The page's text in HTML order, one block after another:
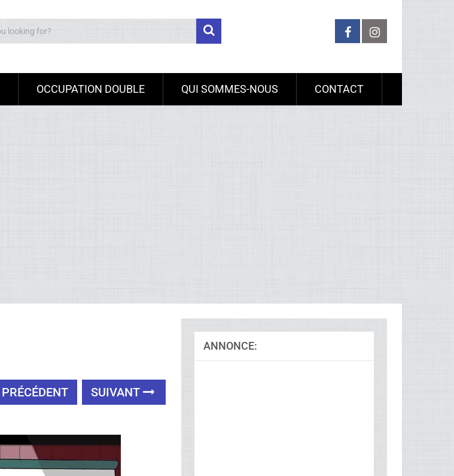
OCCUPATION DOUBLE QUI SOMMES-NOUS CONTACT
PRÉCÉDENT SUIVANT
ANNONCE: